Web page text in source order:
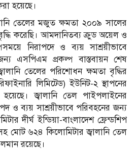
হয়েছে।
তেলের মজুত ক্ষমতা ২০০৯ সালের
করেছি। আমদানিতব্য ক্রুড অয়েল ও
নিরাপদে ও ব্যয় সাশ্রয়ীভাবে
এসপিএম প্রকল্প বাস্তবায়ন শেষ
তেলের পরিশোধন ক্ষমতা বৃদ্ধির
লিমিটেড) ইউনিট-২ স্থাপনের
জ্বালানি তেল পাইপলাইনের
ও ব্যয় সাশ্রয়ীভাবে পরিবহনের জন্য
দীর্ঘ ইন্ডিয়া-বাংলাদেশ ফ্রেন্ডশিপ
মোট ৬২৪ কিলোমিটার জ্বালানি তেল
রয়েছে।